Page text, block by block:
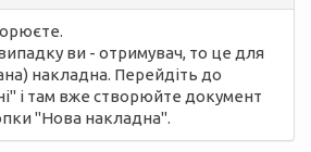
ви - отримувач, то це для
накладна. Перейдіть до
і там вже створюйте документ
"Нова накладна".